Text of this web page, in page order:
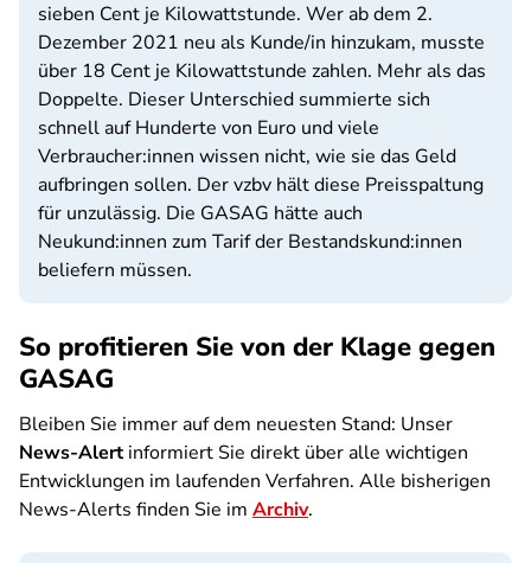
sieben Cent je Kilowattstunde. Wer ab dem 2.
Dezember 2021 neu als Kunde/in hinzukam, musste
über 18 Cent je Kilowattstunde zahlen. Mehr als das
Doppelte. Dieser Unterschied summierte sich
schnell auf Hunderte von Euro und viele
Verbraucher:innen wissen nicht, wie sie das Geld
aufbringen sollen. Der vzbv hält diese Preisspaltung
für unzulässig. Die GASAG hätte auch
Neukund:innen zum Tarif der Bestandskund:innen
beliefern müssen.
So profitieren Sie von der Klage gegen
GASAG
Bleiben Sie immer auf dem neuesten Stand: Unser
News-Alertinformiert Sie direkt über alle wichtigen
Entwicklungen im laufenden Verfahren. Alle bisherigen
News-Alerts finden Sie im Archiv.